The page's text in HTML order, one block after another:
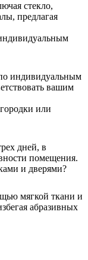
стекло,
предлагая
индивидуальным
вашим
или
дней, в
помещения.
и дверями?
мягкой ткани и
абразивных